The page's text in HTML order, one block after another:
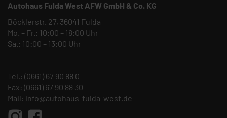
Autohaus Fulda West AFW GmbH & Co. KG
Böcklerstr. 27, 36041 Fulda
Mo. – Fr.: 10:00 – 18:00 Uhr
Sa.: 10:00 – 13:00 Uhr
Tel.: (0661) 67 90 88 0
Fax: (0661) 67 90 88 30
Mail: info@autohaus-fulda-west.de